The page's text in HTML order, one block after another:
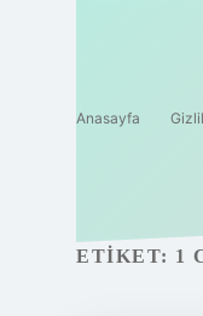
Anasayfa
ETIKET: 1